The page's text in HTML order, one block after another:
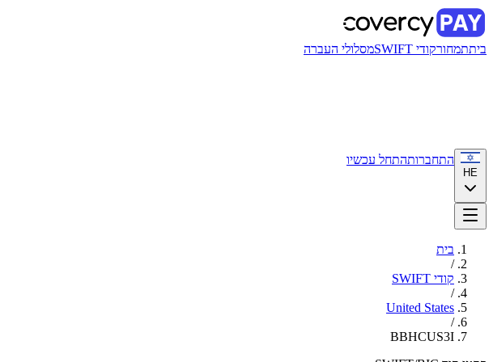
ביתתמחורקודי SWIFT מסלולי העברה
HE
התחברותהתחל עכשיו
בית
/
קודי SWIFT
/
United States
/
BBHCUS3I